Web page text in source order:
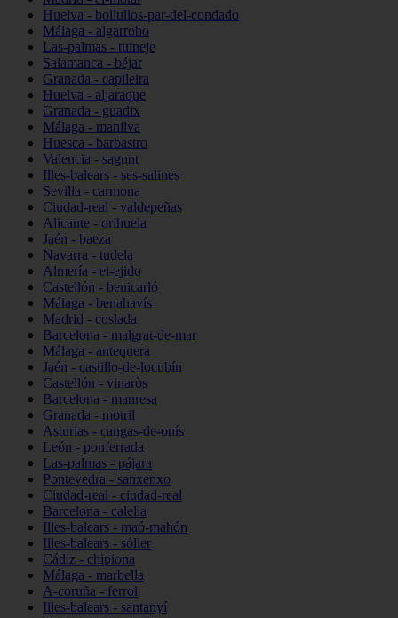
Huelva - bollullos-par-del-condado
Málaga - algarrobo
Las-palmas - tuineje
Salamanca - béjar
Granada - capileira
Huelva - aljaraque
Granada - guadix
Málaga - manilva
Huesca - barbastro
Valencia - sagunt
Illes-balears - ses-salines
Sevilla - carmona
Ciudad-real - valdepeñas
Alicante - orihuela
Jaén - baeza
Navarra - tudela
Almería - el-ejido
Castellón - benicarló
Málaga - benahavís
Madrid - coslada
Barcelona - malgrat-de-mar
Málaga - antequera
Jaén - castillo-de-locubín
Castellón - vinaròs
Barcelona - manresa
Granada - motril
Asturias - cangas-de-onís
León - ponferrada
Las-palmas - pájara
Pontevedra - sanxenxo
Ciudad-real - ciudad-real
Barcelona - calella
Illes-balears - maó-mahón
Illes-balears - sóller
Cádiz - chipiona
Málaga - marbella
A-coruña - ferrol
Illes-balears - santanyí